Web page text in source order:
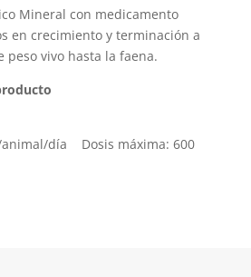
Mineral con medicamento
en crecimiento y terminación a
peso vivo hasta la faena.
animal/día Dosis máxima: 600